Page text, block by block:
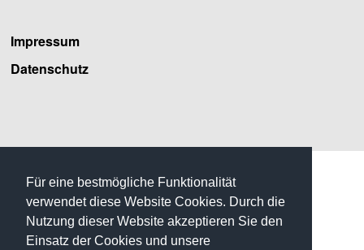
Für eine bestmögliche Funktionalität
verwendet diese Website Cookies. Durch die
Nutzung dieser Website akzeptieren Sie den
Einsatz der Cookies und unsere
Impressum
Datenschutz